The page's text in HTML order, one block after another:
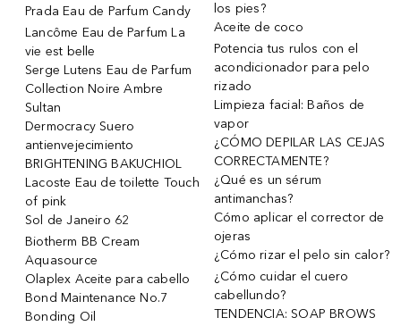
Prada Eau de Parfum Candy
Lancôme Eau de Parfum La
vie est belle
Serge Lutens Eau de Parfum
Collection Noire Ambre
Sultan
Dermocracy Suero
antienvejecimiento
BRIGHTENING BAKUCHIOL
Lacoste Eau de toilette Touch
of pink
Sol de Janeiro 62
Biotherm BB Cream
Aquasource
Olaplex Aceite para cabello
Bond Maintenance No.7
Bonding Oil
los pies?
Aceite de coco
Potencia tus rulos con el
acondicionador para pelo
rizado
Limpieza facial: Baños de
vapor
¿CÓMO DEPILAR LAS CEJAS
CORRECTAMENTE?
¿Qué es un sérum
antimanchas?
Cómo aplicar el corrector de
ojeras
¿Cómo rizar el pelo sin calor?
¿Cómo cuidar el cuero
cabellundo?
TENDENCIA: SOAP BROWS